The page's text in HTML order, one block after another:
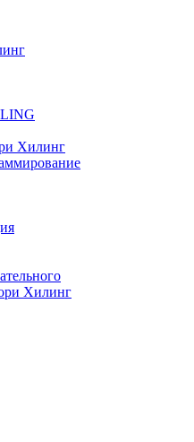
Хилинг
Хилинг